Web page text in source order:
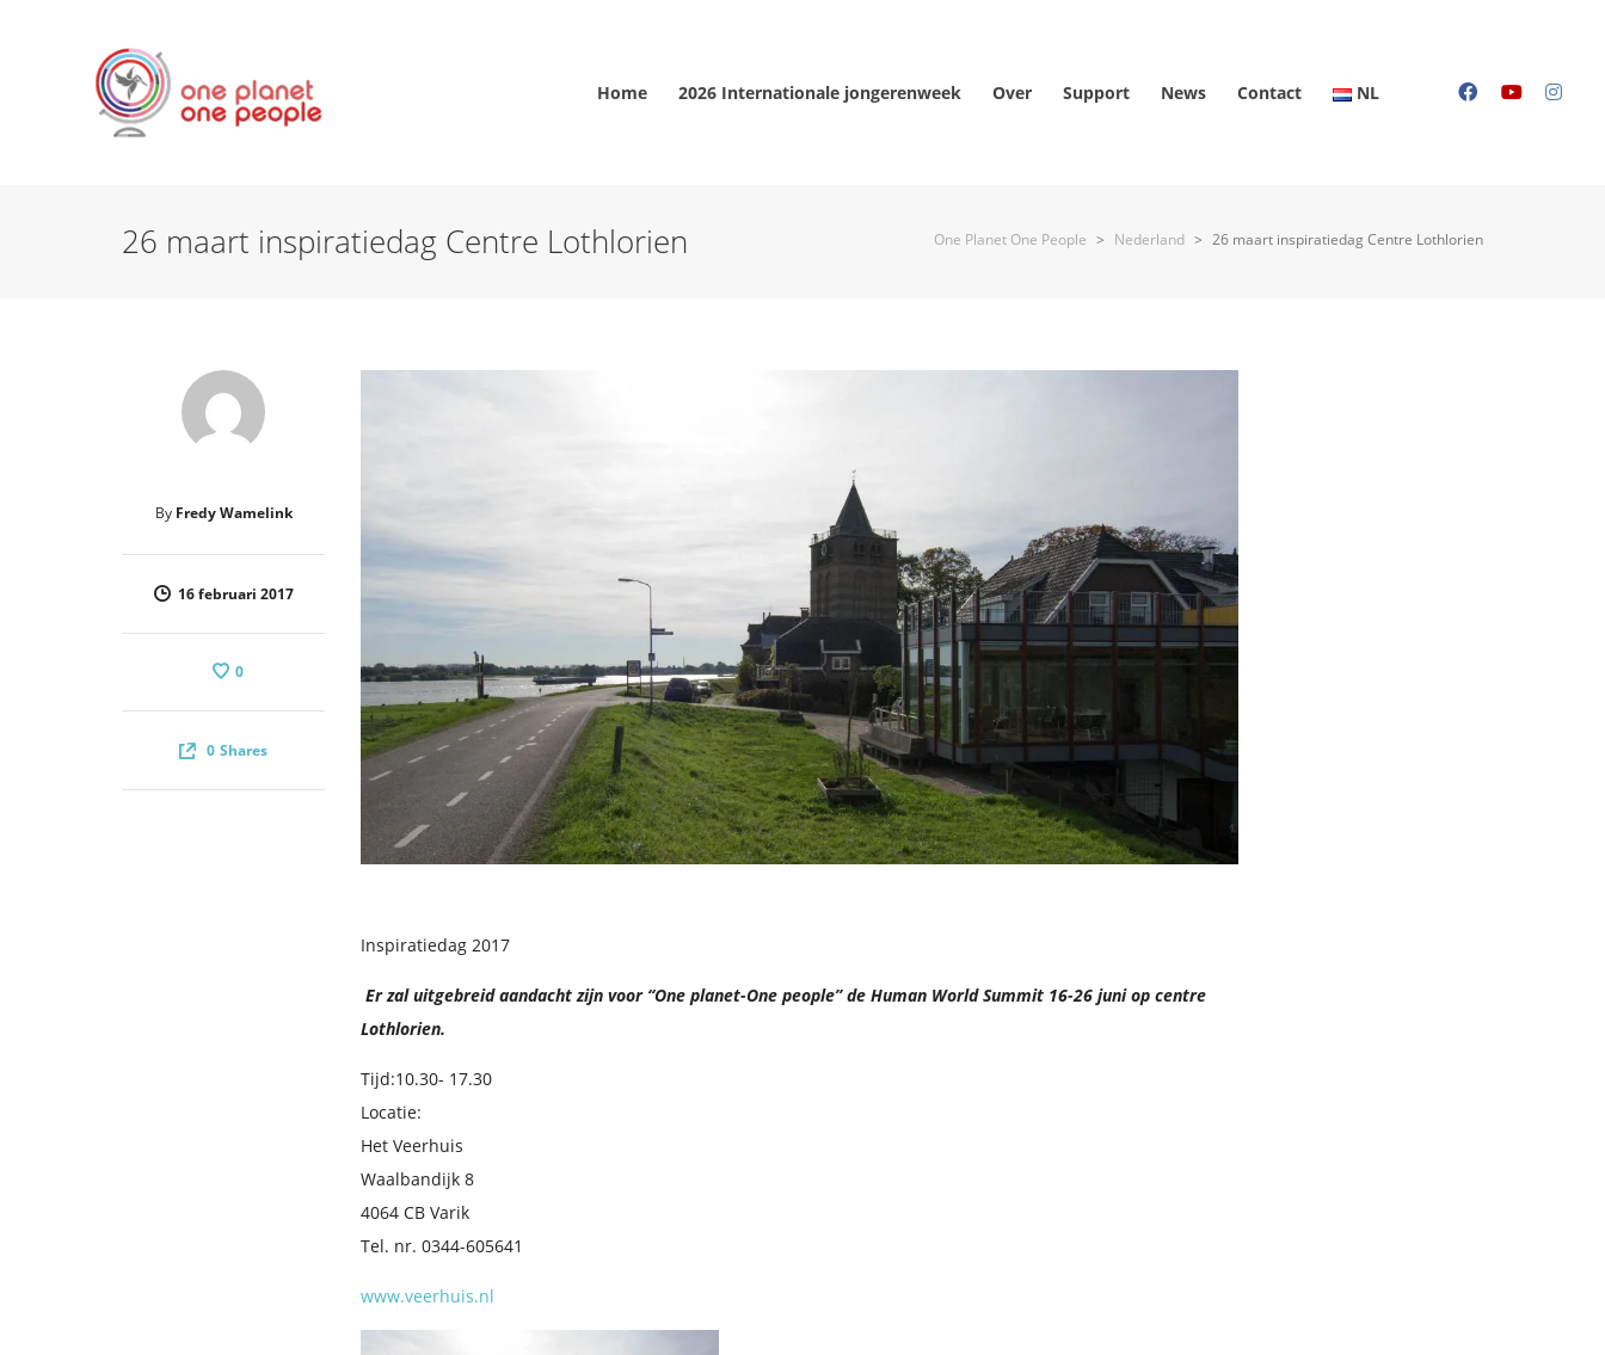
Home 2026 Internationale jongerenweek Over Support News Contact NL
26 maart inspiratiedag Centre Lothlorien One Planet One People > Nederland > 26 maart inspiratiedag Centre Lothlorien
By Fredy Wamelink
16 februari 2017
0
0 Shares
Inspiratiedag 2017
Er zal uitgebreid aandacht zijn voor “One planet-One people” de Human World Summit 16-26 juni op centre
Lothlorien.
Tijd:10.30- 17.30
Locatie:
Het Veerhuis
Waalbandijk 8
4064 CB Varik
Tel. nr. 0344-605641
www.veerhuis.nl